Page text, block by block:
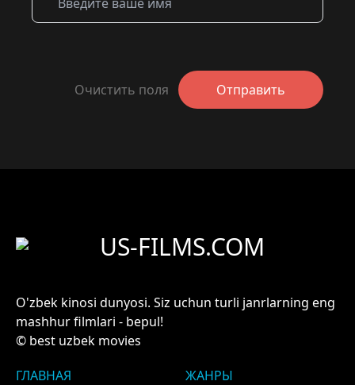
Очистить поля Отправить
US-FILMS.COM
O'zbek kinosi dunyosi. Siz uchun turli janrlarning eng
mashhur filmlari - bepul!
© best uzbek movies
ГЛАВНАЯ
ЖАНРЫ